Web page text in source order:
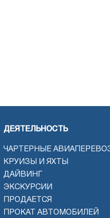
ДЕЯТЕЛЬНОСТЬ
ЧАРТЕРНЫЕ
КРУИЗЫ И ЯХТЫ
ДАЙВИНГ
ЭКСКУРСИИ
ПРОДАЕТСЯ
ПРОКАТ АВТОМОБИЛЕЙ